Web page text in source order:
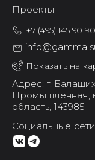
Проекты
+7 (495) 145-90-90
Показать на
Адрес: г.
Промышленная,
область, 143985
Социальные